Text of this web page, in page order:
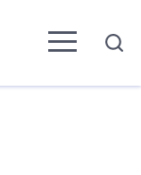
Menu toggle